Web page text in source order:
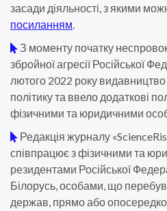
засади діяльності, з якими
посиланням.
З моменту початку
збройної агресії Російської
лютого 2022 року
політику та ввело додаткові
фізичними та юридичними
Редакція журналу
співпрацює з фізичними та
резидентами Російської
Білорусь, особами, що
держав, прямо або